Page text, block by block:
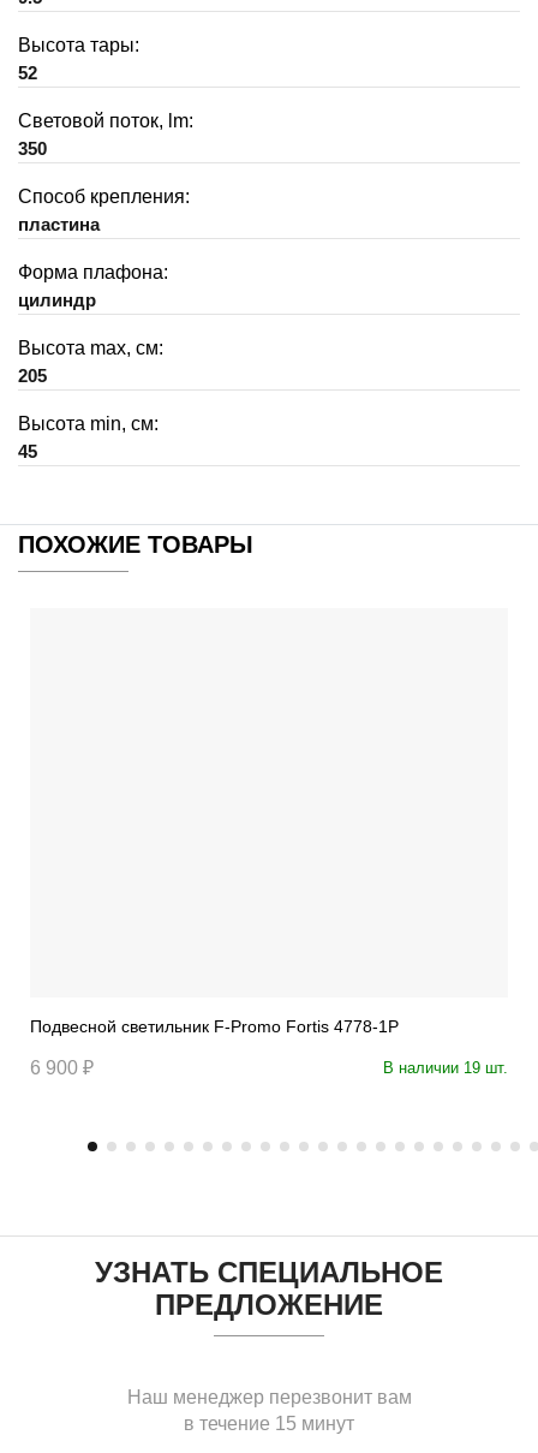
Высота тары:
52
Световой поток, lm:
350
Способ крепления:
пластина
Форма плафона:
цилиндр
Высота max, см:
205
Высота min, см:
45
ПОХОЖИЕ ТОВАРЫ
Подвесной светильник F-Promo Fortis 4778-1P
6 900 ₽ В наличии 19 шт.
УЗНАТЬ СПЕЦИАЛЬНОЕ
ПРЕДЛОЖЕНИЕ
Наш менеджер перезвонит вам
в течение 15 минут